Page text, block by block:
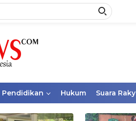
Pendidikan Hukum Suara